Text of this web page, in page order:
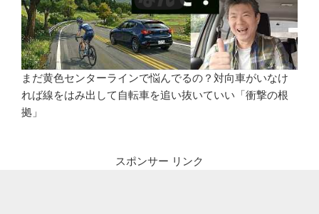
まだ黄色センターラインで悩んでるの？対向車がいなけ
れば線をはみ出して自転車を追い抜いていい「衝撃の根
拠」
スポンサー リンク